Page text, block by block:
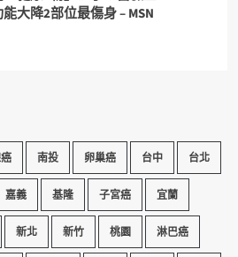
大降2部位最傷身 – MSN
南投 卵巢癌 台中 台北
嘉義 基隆 子宮癌 宜蘭
新北 新竹 桃園 淋巴癌